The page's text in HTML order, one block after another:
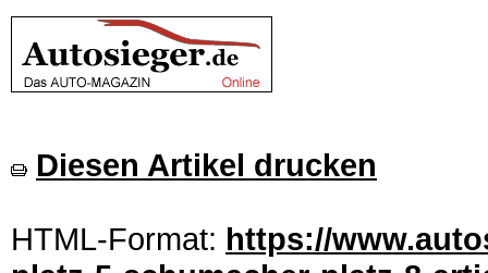
Diesen Artikel drucken
HTML-Format: https://